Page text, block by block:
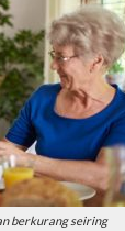
berkurang seiring